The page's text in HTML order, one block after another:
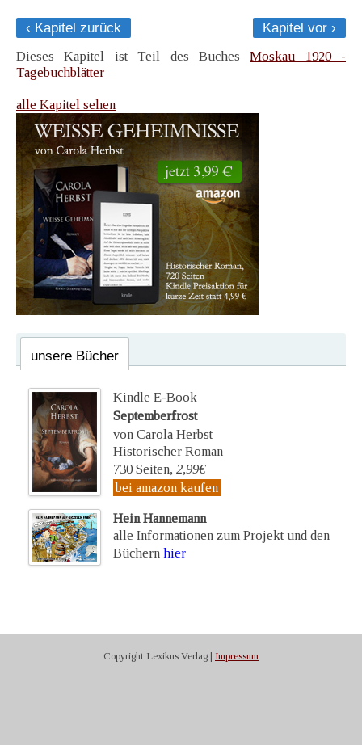
‹ Kapitel zurück
Kapitel vor ›
Dieses Kapitel ist Teil des BuchesMoskau 1920 -
Tagebuchblätter
alle Kapitel sehen
unsere Bücher
Kindle E-Book
Septemberfrost
von Carola Herbst
Historischer Roman
730 Seiten, 2,99€
bei amazon kaufen
Hein Hannemann
alle Informationen zum Projekt und den
Büchern hier
Copyright Lexikus Verlag | Impressum